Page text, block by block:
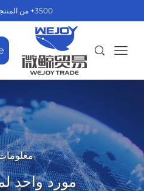
3500+ من المنتجات
مورد واحد